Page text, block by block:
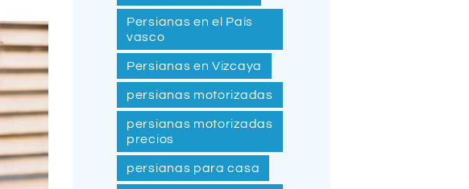
Persianas en el País
vasco
Persianas en Vizcaya
persianas motorizadas
persianas motorizadas
precios
persianas para casa